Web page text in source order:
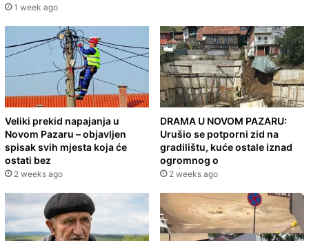
1 week ago
Veliki prekid napajanja u
Novom Pazaru – objavljen
spisak svih mjesta koja će
ostati bez
2 weeks ago
DRAMA U NOVOM PAZARU:
Urušio se potporni zid na
gradilištu, kuće ostale iznad
ogromnog o
2 weeks ago